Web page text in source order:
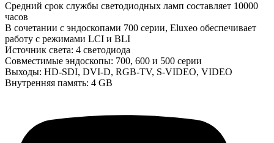
Средний срок службы светодиодных ламп составляет 10000
часов
В сочетании с эндоскопами 700 серии, Eluxeo обеспечивает
работу с режимами LCI и BLI
Источник света: 4 светодиода
Совместимые эндоскопы: 700, 600 и 500 серии
Выходы: HD-SDI, DVI-D, RGB-TV, S-VIDEO, VIDEO
Внутренняя память: 4 GB